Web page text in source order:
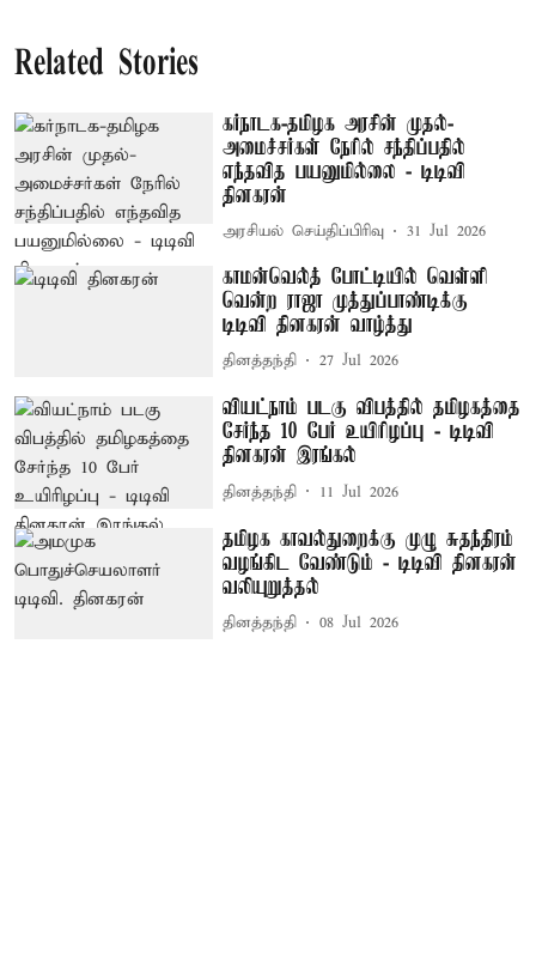
Related Stories
கர்நாடக-தமிழக அரசின் முதல்-
அமைச்சர்கள் நேரில் சந்திப்பதில்
எந்தவித பயனுமில்லை - டிடிவி
தினகரன்
அரசியல் செய்திப்பிரிவு 31 Jul 2026
காமன்வெல்த் போட்டியில் வெள்ளி
வென்ற ராஜா முத்துப்பாண்டிக்கு
டிடிவி தினகரன் வாழ்த்து
தினத்தந்தி 27 Jul 2026
வியட்நாம் படகு விபத்தில் தமிழகத்தை
சேர்ந்த 10 பேர் உயிரிழப்பு - டிடிவி
தினகரன் இரங்கல்
தினத்தந்தி 11 Jul 2026
தமிழக காவல்துறைக்கு முழு சுதந்திரம்
வழங்கிட வேண்டும் - டிடிவி தினகரன்
வலியுறுத்தல்
தினத்தந்தி 08 Jul 2026